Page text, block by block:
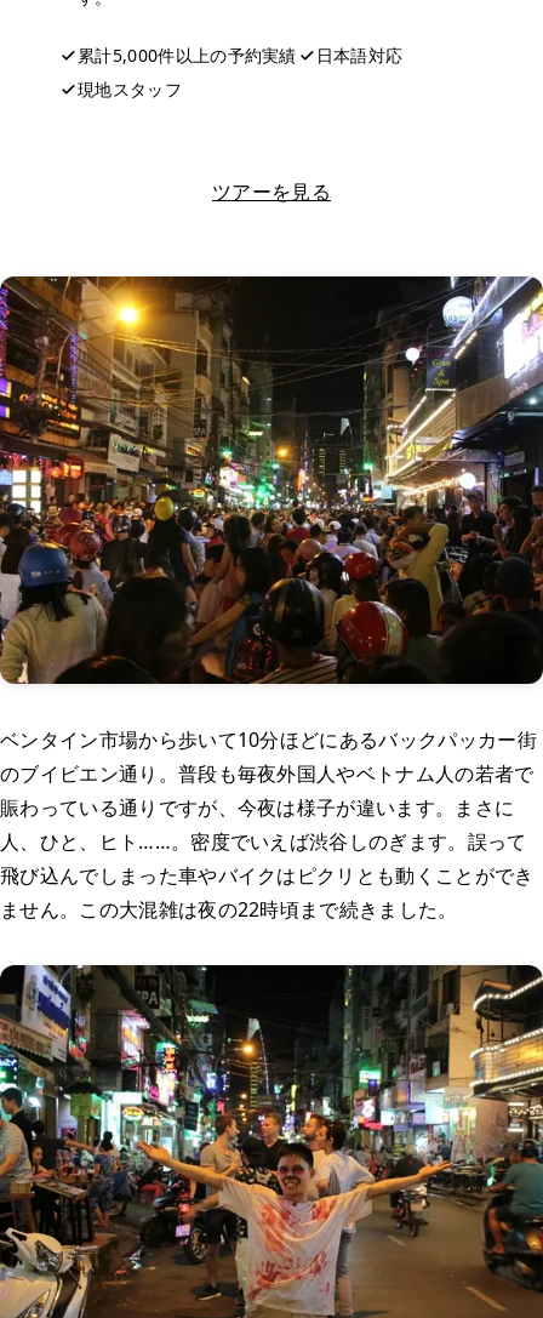
累計5,000件以上の予約実績
日本語対応
現地スタッフ
ツアーを見る
ベンタイン市場から歩いて10分ほどにあるバックパッカー街
のブイビエン通り。普段も毎夜外国人やベトナム人の若者で
賑わっている通りですが、今夜は様子が違います。まさに
人、ひと、ヒト……。密度でいえば渋谷しのぎます。誤って
飛び込んでしまった車やバイクはピクリとも動くことができ
ません。この大混雑は夜の22時頃まで続きました。